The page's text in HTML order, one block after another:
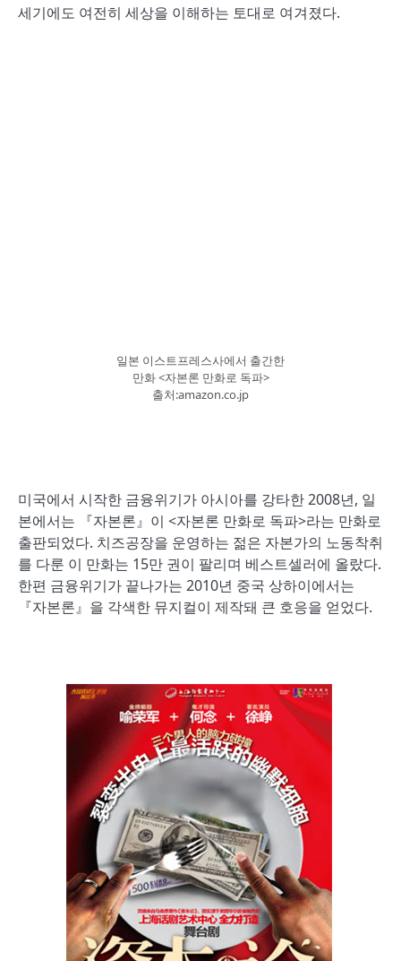
세기에도 여전히 세상을 이해하는 토대로 여겨졌다.
일본 이스트프레스사에서 출간한
만화 <자본론 만화로 독파>
출처:amazon.co.jp
미국에서 시작한 금융위기가 아시아를 강타한 2008년, 일
본에서는 『자본론』이 <자본론 만화로 독파>라는 만화로
출판되었다. 치즈공장을 운영하는 젊은 자본가의 노동착취
를 다룬 이 만화는 15만 권이 팔리며 베스트셀러에 올랐다.
한편 금융위기가 끝나가는 2010년 중국 상하이에서는
『자본론』을 각색한 뮤지컬이 제작돼 큰 호응을 얻었다.